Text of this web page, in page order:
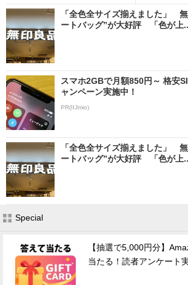
「全色全サイズ揃えました」
ートバッグ”が大好評 「色が上
スマホ2GBで月額850円～ 格安
ャンペーン実施中！
PR(IIJmio)
「全色全サイズ揃えました」
ートバッグ”が大好評 「色が上
Special
【抽選で5,000円分】
当たる！読者アンケート